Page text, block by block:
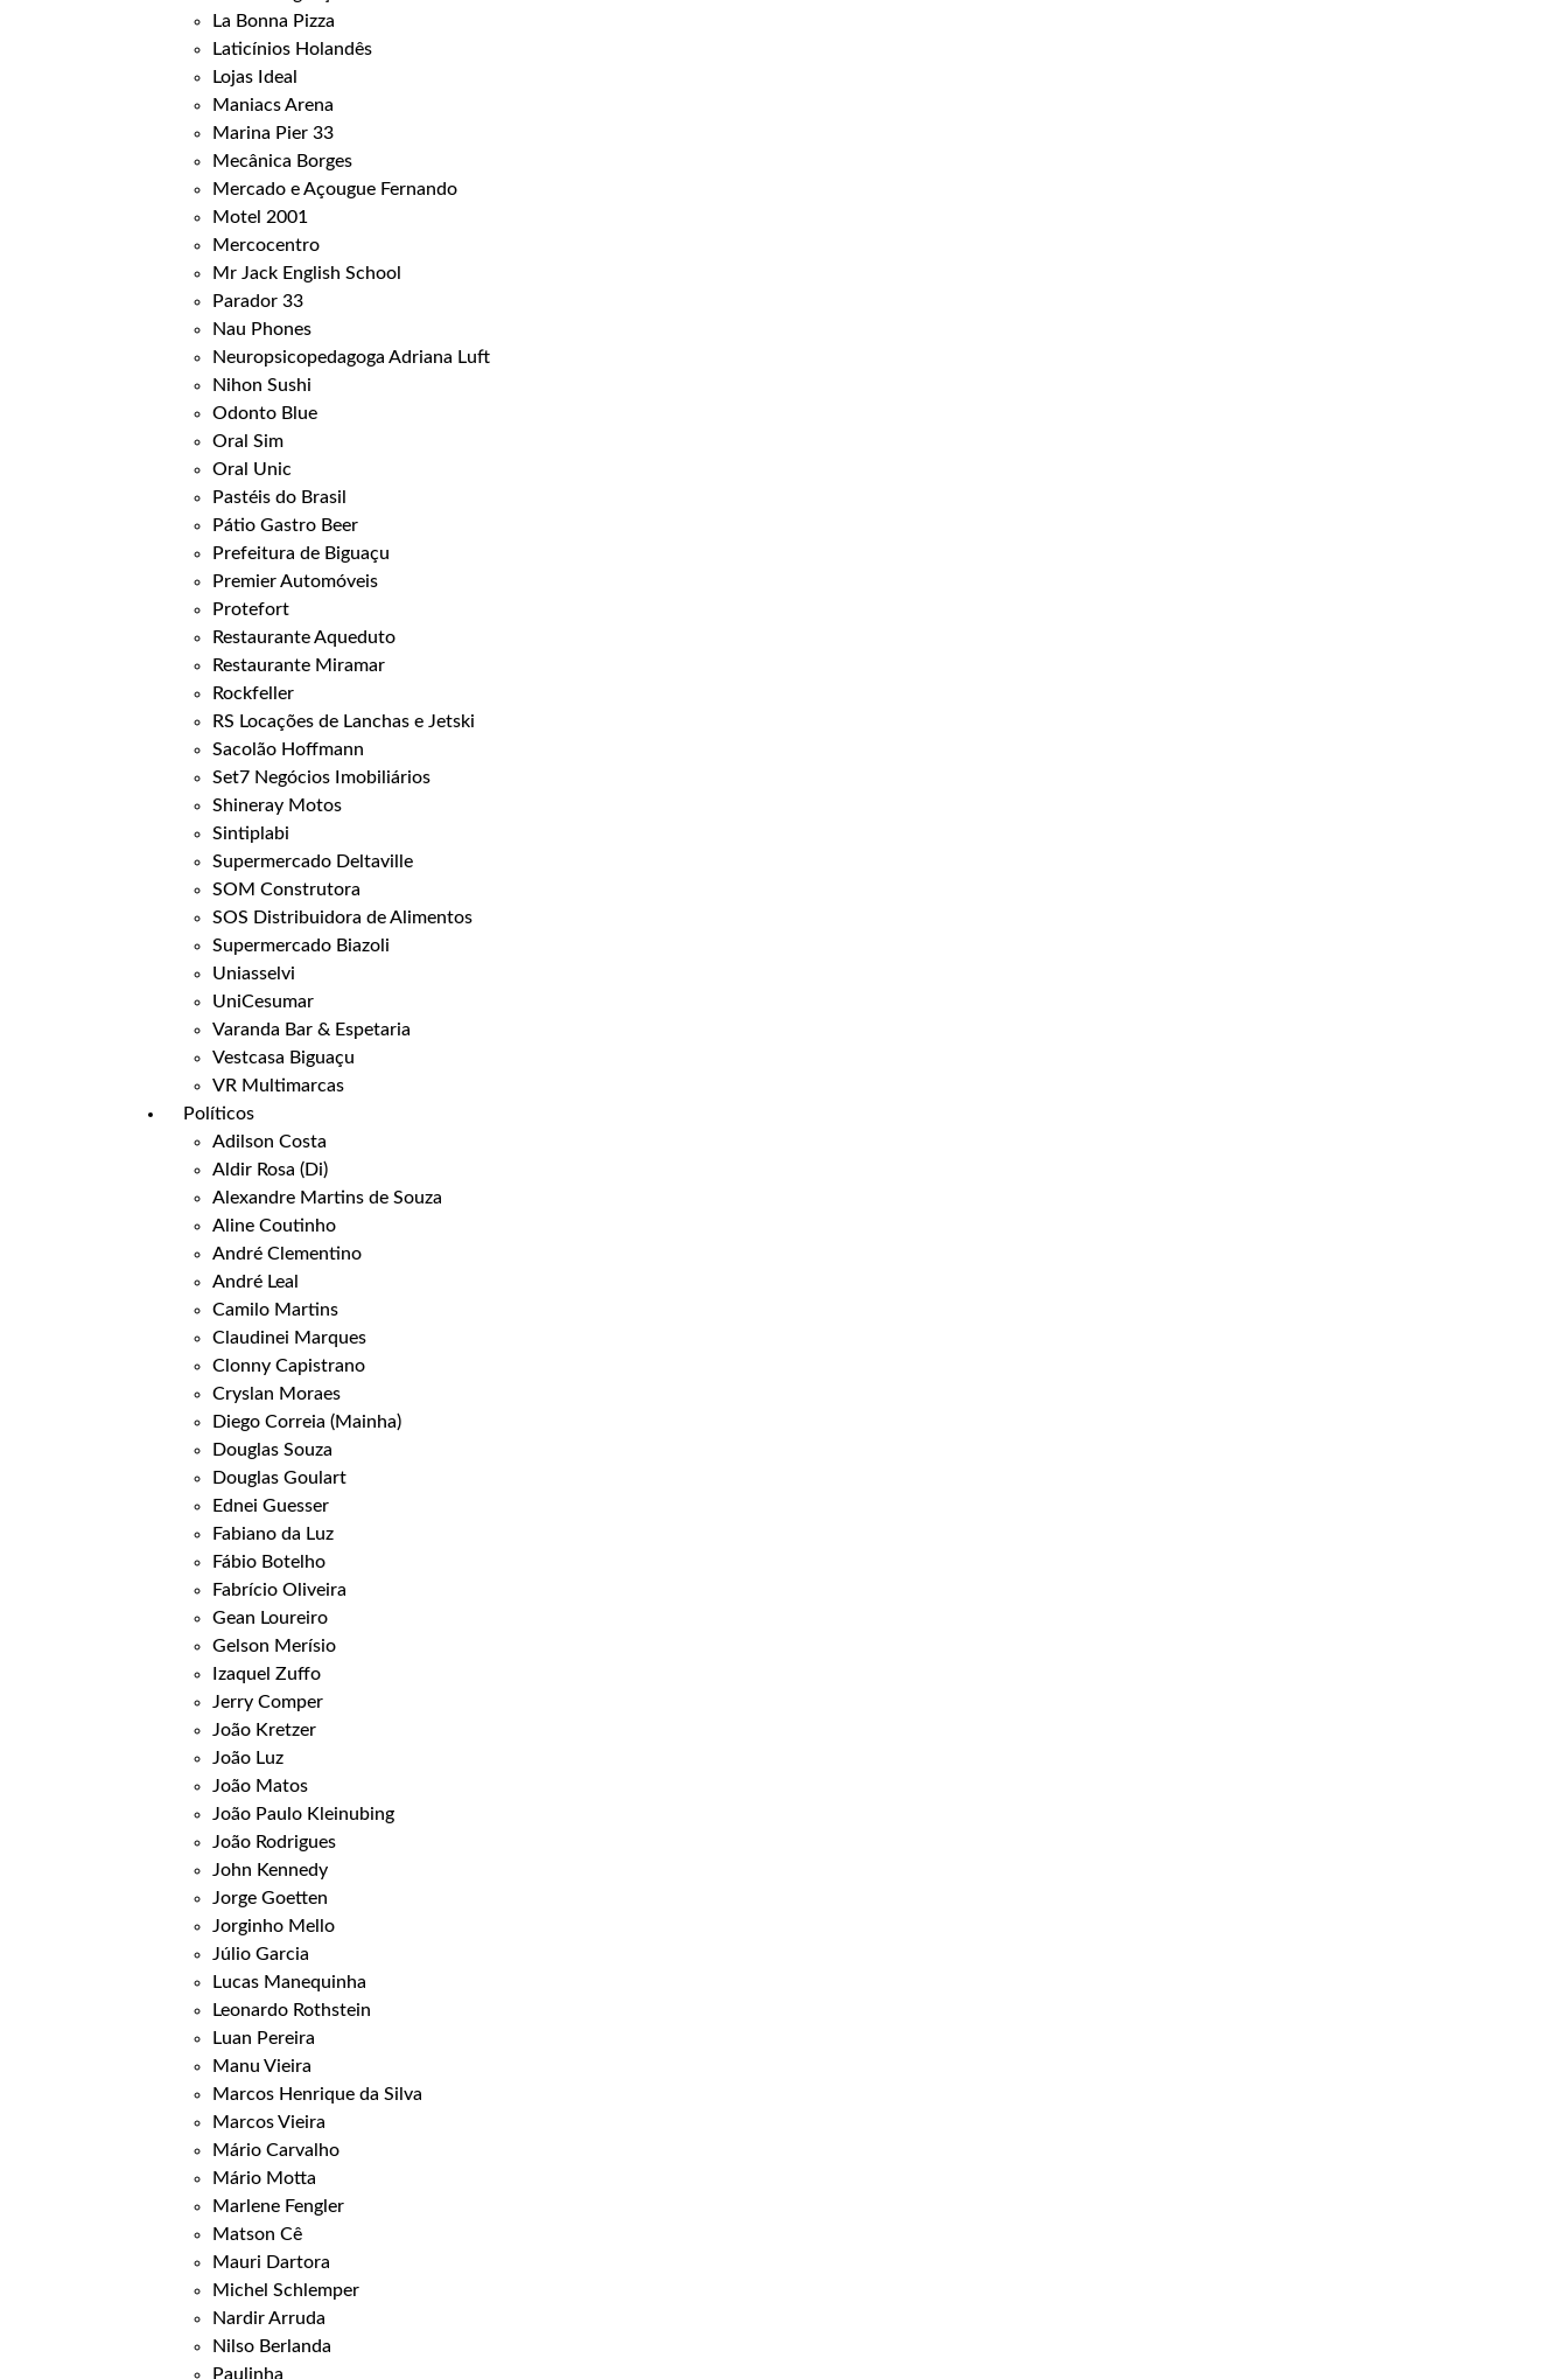
La Bonna Pizza
Laticínios Holandês
Lojas Ideal
Maniacs Arena
Marina Pier 33
Mecânica Borges
Mercado e Açougue Fernando
Motel 2001
Mercocentro
Mr Jack English School
Parador 33
Nau Phones
Neuropsicopedagoga Adriana Luft
Nihon Sushi
Odonto Blue
Oral Sim
Oral Unic
Pastéis do Brasil
Pátio Gastro Beer
Prefeitura de Biguaçu
Premier Automóveis
Protefort
Restaurante Aqueduto
Restaurante Miramar
Rockfeller
RS Locações de Lanchas e Jetski
Sacolão Hoffmann
Set7 Negócios Imobiliários
Shineray Motos
Sintiplabi
Supermercado Deltaville
SOM Construtora
SOS Distribuidora de Alimentos
Supermercado Biazoli
Uniasselvi
UniCesumar
Varanda Bar & Espetaria
Vestcasa Biguaçu
VR Multimarcas
Políticos
Adilson Costa
Aldir Rosa (Di)
Alexandre Martins de Souza
Aline Coutinho
André Clementino
André Leal
Camilo Martins
Claudinei Marques
Clonny Capistrano
Cryslan Moraes
Diego Correia (Mainha)
Douglas Souza
Douglas Goulart
Ednei Guesser
Fabiano da Luz
Fábio Botelho
Fabrício Oliveira
Gean Loureiro
Gelson Merísio
Izaquel Zuffo
Jerry Comper
João Kretzer
João Luz
João Matos
João Paulo Kleinubing
João Rodrigues
John Kennedy
Jorge Goetten
Jorginho Mello
Júlio Garcia
Lucas Manequinha
Leonardo Rothstein
Luan Pereira
Manu Vieira
Marcos Henrique da Silva
Marcos Vieira
Mário Carvalho
Mário Motta
Marlene Fengler
Matson Cê
Mauri Dartora
Michel Schlemper
Nardir Arruda
Nilso Berlanda
Paulinha